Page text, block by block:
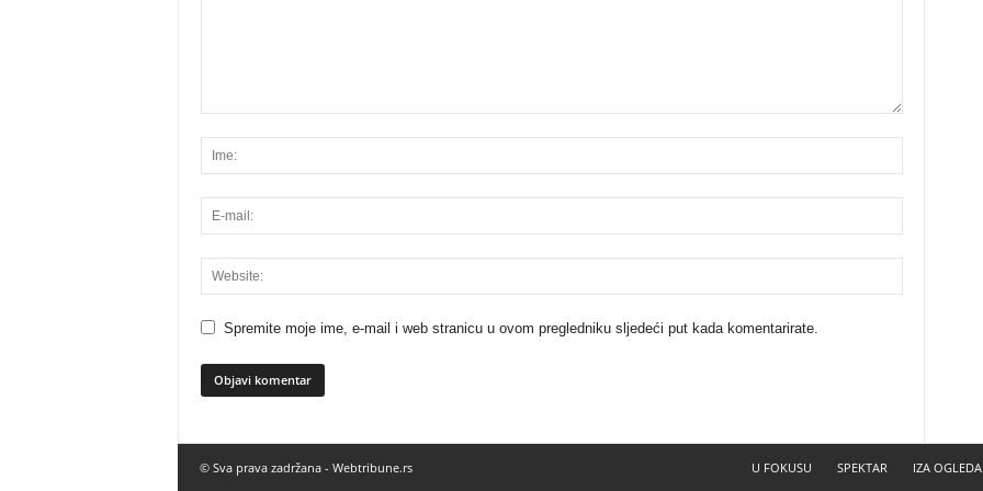
Spremite moje ime, e-mail i web stranicu u ovom pregledniku sljedeći put kada komentarirate.
U FOKUSU SPEKTAR IZA
© Sva prava zadržana - Webtribune.rs